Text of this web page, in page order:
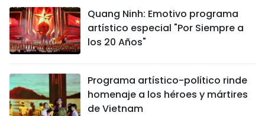
Quang Ninh: Emotivo programa
artístico especial "Por Siempre a
los 20 Años"
Programa artístico-político rinde
homenaje a los héroes y mártires
de Vietnam